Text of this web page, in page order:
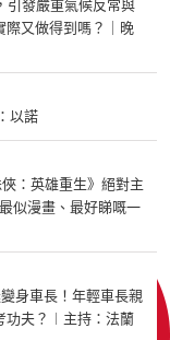
引發嚴重氣候反常與
際又做得到嗎？｜晚
以諾
：英雄重生》絕對主
似漫畫、最好睇嘅一
身車長！年輕車長親
功夫？︱主持：法蘭